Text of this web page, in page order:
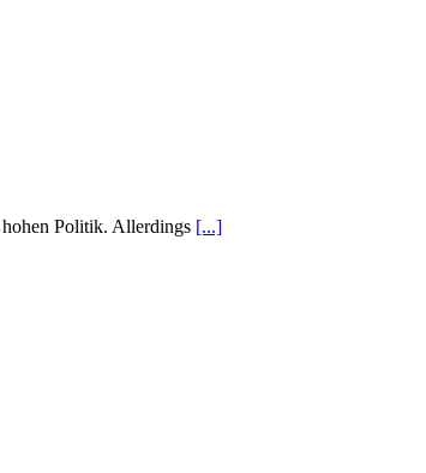
hohen Politik. Allerdings [...]